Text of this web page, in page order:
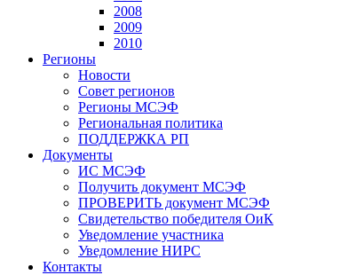
2008
2009
2010
Регионы
Новости
Совет регионов
Регионы МСЭФ
Региональная политика
ПОДДЕРЖКА РП
Документы
ИС МСЭФ
Получить документ МСЭФ
ПРОВЕРИТЬ документ МСЭФ
Свидетельство победителя ОиК
Уведомление участника
Уведомление НИРС
Контакты